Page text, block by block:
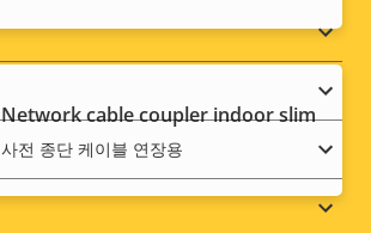
Network cable coupler indoor slim
사전 종단 케이블 연장용